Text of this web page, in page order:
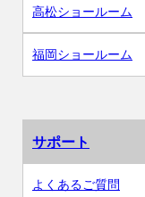
高松ショールーム
福岡ショールーム
サポート
よくあるご質問